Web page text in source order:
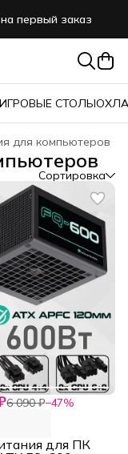
первый заказ
ИГРОВЫЕ СТОЛЫ
для компьютеров
Сортировка
6 090 ₽−47%
для ПК